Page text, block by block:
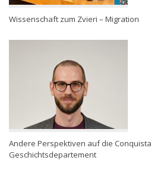
Wissenschaft zum Zvieri – Migration
Andere Perspektiven auf die
Geschichtsdepartement